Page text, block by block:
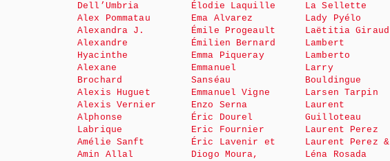
Dell’Umbria
Alex Pommatau
Alexandra J.
Alexandre
Hyacinthe
Alexane
Brochard
Alexis Huguet
Alexis Vernier
Alphonse
Labrique
Amélie Sanft
Amin Allal
Élodie Laquille
Ema Alvarez
Émile Progeault
Émilien Bernard
Emma Piqueray
Emmanuel
Sanséau
Emmanuel Vigne
Enzo Serna
Éric Dourel
Eric Fournier
Éric Lavenir et
Diogo Moura,
La Sellette
Lady Pyélo
Laëtitia Giraud
Lambert
Lamberto
Larry
Bouldingue
Larsen Tarpin
Laurent
Guilloteau
Laurent Perez
Laurent Perez &
Léna Rosada